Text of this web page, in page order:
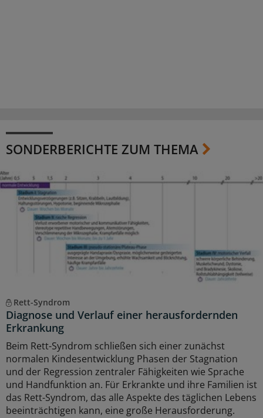
SONDERBERICHTE ZUM THEMA
Rett-Syndrom
Diagnose und Verlauf einer herausfordernden
Erkrankung
Beim Rett-Syndrom schließen sich einer zunächst
normalen Kindesentwicklung Phasen der Stagnation
und der Regression zentraler Fähigkeiten wie Sprache
und Handfunktion an. Für Erkrankte und ihre Familien ist
das Rett-Syndrom, das alle Aspekte des täglichen Lebens
beeinträchtigen kann, eine große Herausforderung.